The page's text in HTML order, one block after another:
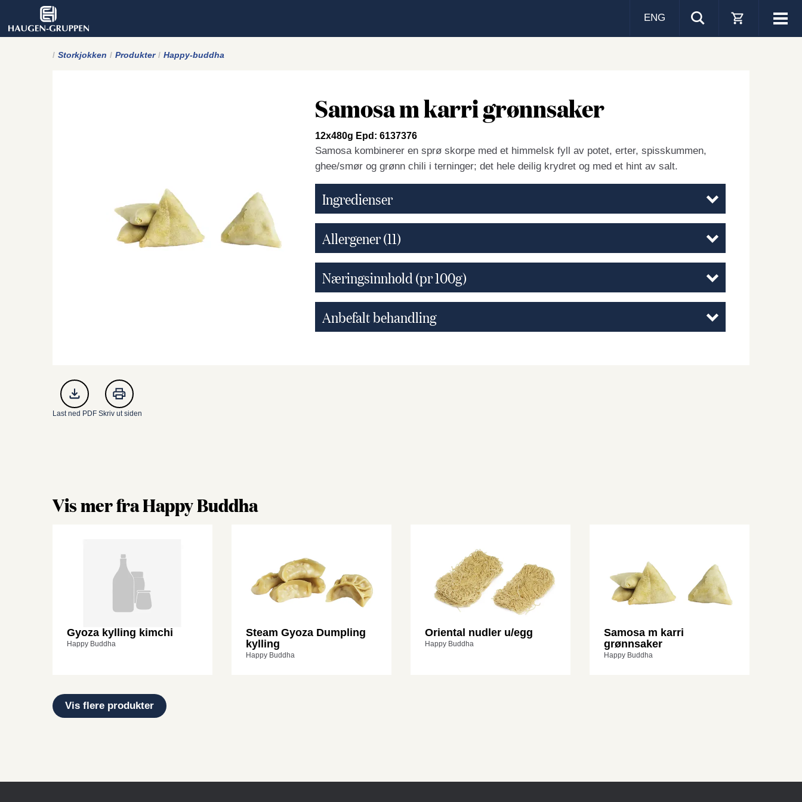
Visa
ENG
Storkjokken Produkter Happy-buddha
Samosa m karri grønnsaker
12x480g Epd: 6137376
Samosa kombinerer en sprø skorpe med et himmelsk fyll av potet, erter, spisskummen,
ghee/smør og grønn chili i terninger; det hele deilig krydret og med et hint av salt.
Ingredienser
Allergener(11)
Næringsinnhold (pr 100g)
Anbefalt behandling
Last ned PDF Skriv ut siden
Vis mer fra Happy Buddha
Gyoza kylling kimchi
Happy Buddha
Steam Gyoza Dumpling
kylling
Happy Buddha
Oriental nudler u/egg
Happy Buddha
Samosa m karri
grønnsaker
Happy Buddha
Vis flere produkter